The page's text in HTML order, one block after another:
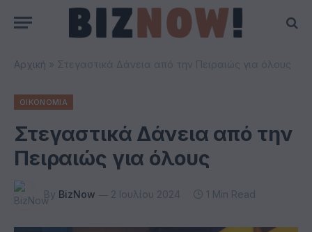
Αρχική
ΟΙΚΟΝΟΜΙΑ
Στεγαστικά Δάνεια από την
Πειραιώς για όλους
By BizNow 2 Ιουλίου 2024 1 Min Read